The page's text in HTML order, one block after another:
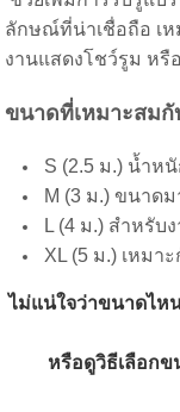
ลักษณ์ที่น่าเชื่อถือ เห
งานแสดงโชว์รูม ห
ขนาดที่เหมาะสมกั
S (2.5 ม.) น้ำห
M (3 ม.) ขนาด
L (4 ม.) สำหรับ
XL (5 ม.) เหมา
ไม่แน่ใจว่าขนาดไห
หรือดูวิธีเลือก